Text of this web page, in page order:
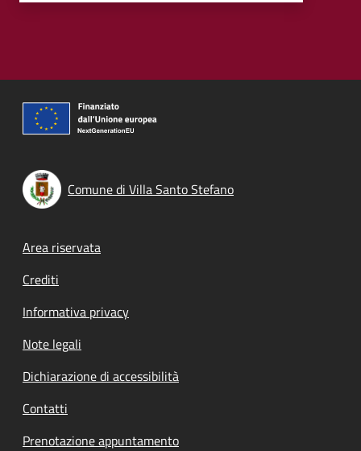
Comune di Villa Santo Stefano
Footer menu
Area riservata
Crediti
Informativa privacy
Note legali
Dichiarazione di accessibilità
Contatti
Prenotazione appuntamento